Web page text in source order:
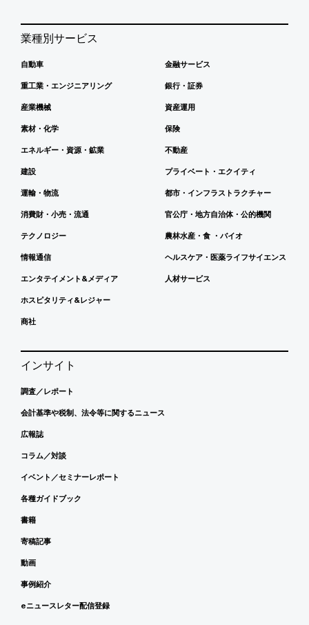
業種別サービス
自動車
重工業・エンジニアリング
産業機械
素材・化学
エネルギー・資源・鉱業
建設
運輸・物流
消費財・小売・流通
テクノロジー
情報通信
エンタテイメント&メディア
ホスピタリティ&レジャー
商社
金融サービス
銀行・証券
資産運用
保険
不動産
プライベート・エクイティ
都市・インフラストラクチャー
官公庁・地方自治体・公的機関
農林水産・食 ・バイオ
ヘルスケア・医薬ライフサイエンス
人材サービス
インサイト
調査／レポート
会計基準や税制、法令等に関するニュース
広報誌
コラム／対談
イベント／セミナーレポート
各種ガイドブック
書籍
寄稿記事
動画
事例紹介
eニュースレター配信登録